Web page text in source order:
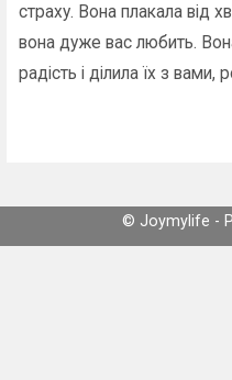
страху. Вона плакала від
вона дуже вас любить.
радість і ділила їх з вами,
© Joymylife -